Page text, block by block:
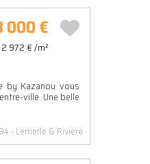
by Kazanou vous
ville. Une belle
Lemerle & Riviere
000 €
972 € /m²